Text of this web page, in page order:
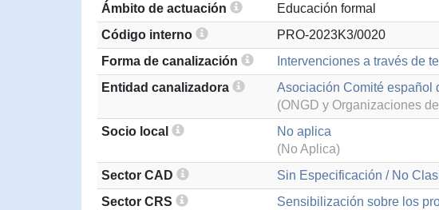
Ámbito de actuación
Educación formal
Código interno
PRO-2023K3/0020
Forma de canalización
Intervenciones a través de
Entidad canalizadora
Asociación Comité español
(ONGD y Organizaciones
Socio local
No aplica
(No Aplica)
Sector CAD
Sin Especificación / No
Sector CRS
Sensibilización sobre los